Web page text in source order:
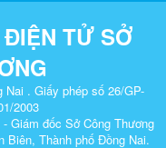
TỬ SỞ
Nai . Giấy phép số 26/GP-
2003
Giám đốc Sở Công Thương
Biên, Thành phố Đồng Nai.